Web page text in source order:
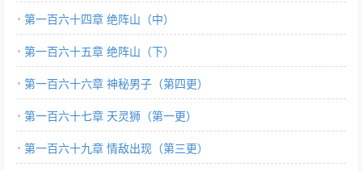
第一百六十四章 绝阵山（中）
第一百六十五章 绝阵山（下）
第一百六十六章 神秘男子（第四更）
第一百六十七章 天灵狮（第一更）
第一百六十九章 情敌出现（第三更）